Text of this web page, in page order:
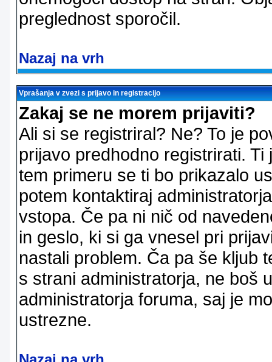
preglednost sporočil.
Nazaj na vrh
Vprašanja v zvezi s prijavo in registracijo
Zakaj se ne morem prijaviti?
Ali si se registriral? Ne? To je
prijavo predhodno registrirati.
tem primeru se ti bo prikazalo
potem kontaktiraj
vstopa. Če pa ni nič od
in geslo, ki si ga vnesel pri
nastali problem. Ča pa še kljub
s strani administratorja, ne boš
administratorja foruma, saj je
ustrezne.